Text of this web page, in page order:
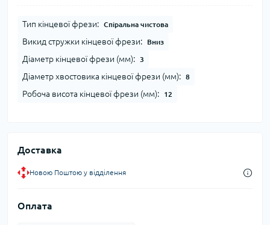
Тип кінцевої фрези: Спіральна чистова
Викид стружки кінцевої фрези: Вниз
Діаметр кінцевої фрези (мм): 3
Діаметр хвостовика кінцевої фрези (мм): 8
Робоча висота кінцевої фрези (мм): 12
Доставка
Новою Поштою у відділення
Оплата